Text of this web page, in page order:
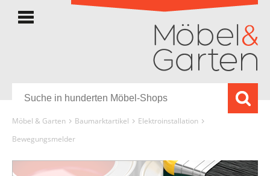
Möbel & Garten Baumarktartikel
Elektroinstallation
Bewegungsmelder